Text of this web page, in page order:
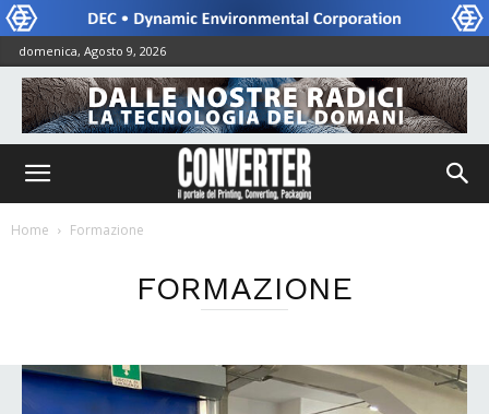
domenica, Agosto 9, 2026
Home Formazione
FORMAZIONE